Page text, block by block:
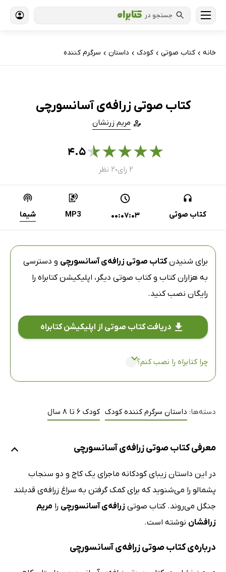
جستجو در
خانه › کتاب‌ صوتی › کودک › داستان › سرگرم کننده
کتاب صوتی زرافه‌ی آسانسورچی
مریم زرنشان
★
★
★
★
★۴.۵
۲ رای ● ۲ نظر
کتاب صوتی 00:07:03
MP3 شیما
برای شنیدنکتاب صوتی زرافه‌ی آسانسورچی و دسترسی
به هزاران کتاب و کتاب صوتی دیگر، اپلیکیشن کتابراه را
رایگان نصب کنید.
دریافت کتاب صوتی از اپلیکیشن کتابراه
چرا کتابراه را نصب کنم؟
دسته‌ها: داستان سرگرم کننده کودک کودک 6 تا 8 سال
معرفی کتاب صوتی زرافه‌ی آسانسورچی
در این داستان زیبای کودکانه ماجرای یک کاج و دو سنجاب
پشمالو را می‌شنوید که برای کمک گرفتن به سراغ زرافه‌ی قدبلند
جنگل می‌روند. کتاب صوتی زرافه‌ی آسانسورچی را مریم
زرافشان نوشته است.
درباره‌ی کتاب صوتی زرافه‌ی آسانسورچی